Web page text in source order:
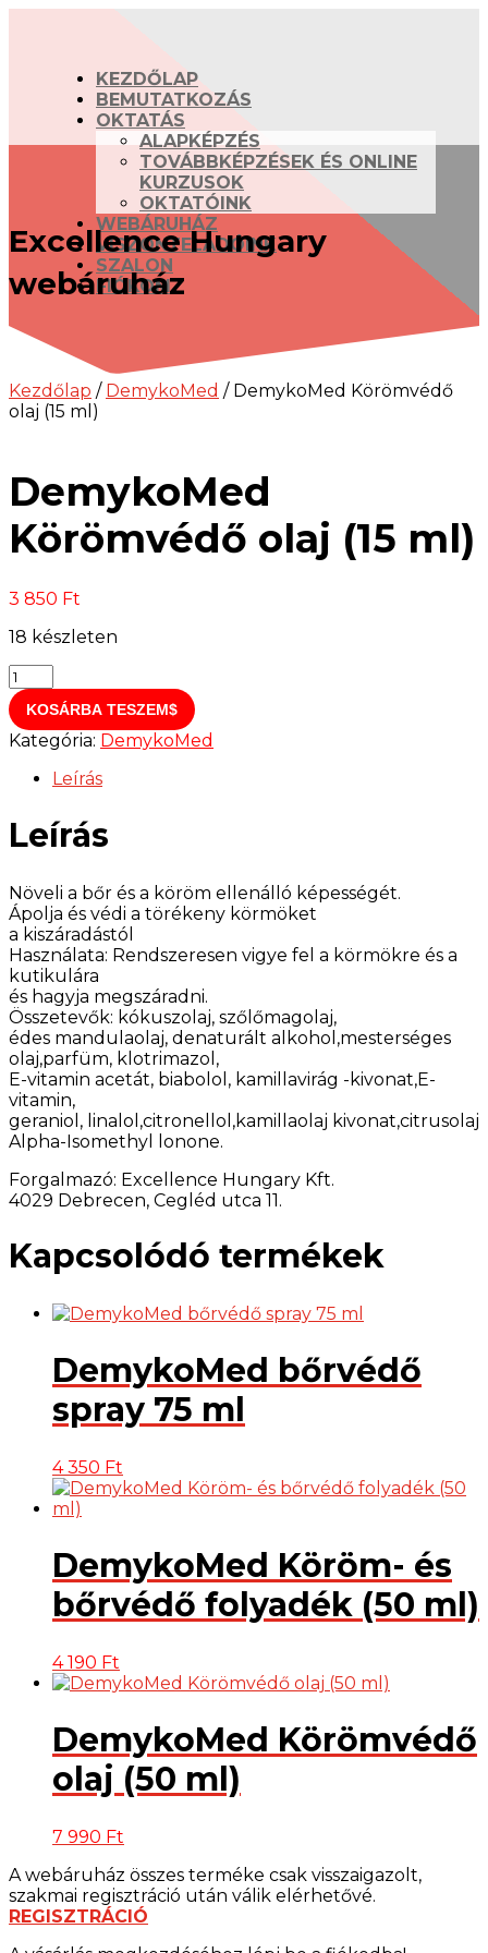
KEZDŐLAP
BEMUTATKOZÁS
OKTATÁS
ALAPKÉPZÉS
TOVÁBBKÉPZÉSEK ÉS ONLINE
KURZUSOK
OKTATÓINK
WEBÁRUHÁZ
VISZONTELADÓINK
SZALON
FIÓKOM
Excellence Hungary
webáruház
Kezdőlap / DemykoMed / DemykoMed Körömvédő
olaj (15 ml)
DemykoMed
Körömvédő olaj (15 ml)
3 850 Ft
18 készleten
DemykoMed
Körömvédő
olaj
(15
mennyiség
KOSÁRBA TESZEM
Kategória: DemykoMed
Leírás
Leírás
Növeli a bőr és a köröm ellenálló képességét.
Ápolja és védi a törékeny körmöket
a kiszáradástól
Használata: Rendszeresen vigye fel a körmökre és a
kutikulára
és hagyja megszáradni.
Összetevők: kókuszolaj, szőlőmagolaj,
édes mandulaolaj, denaturált alkohol,mesterséges
olaj,parfüm, klotrimazol,
E-vitamin acetát, biabolol, kamillavirág -kivonat,E-
vitamin,
geraniol, linalol,citronellol,kamillaolaj kivonat,citrusolaj
Alpha-Isomethyl lonone.
Forgalmazó: Excellence Hungary Kft.
4029 Debrecen, Cegléd utca 11.
Kapcsolódó termékek
DemykoMed bőrvédő
spray 75 ml
4 350 Ft
DemykoMed Köröm- és
bőrvédő folyadék (50 ml)
4 190 Ft
DemykoMed Körömvédő
olaj (50 ml)
7 990 Ft
A webáruház összes terméke csak visszaigazolt,
szakmai regisztráció után válik elérhetővé.
REGISZTRÁCIÓ